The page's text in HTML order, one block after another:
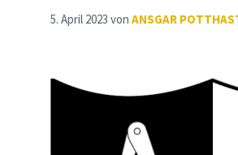
5. April 2023 von ANSGAR